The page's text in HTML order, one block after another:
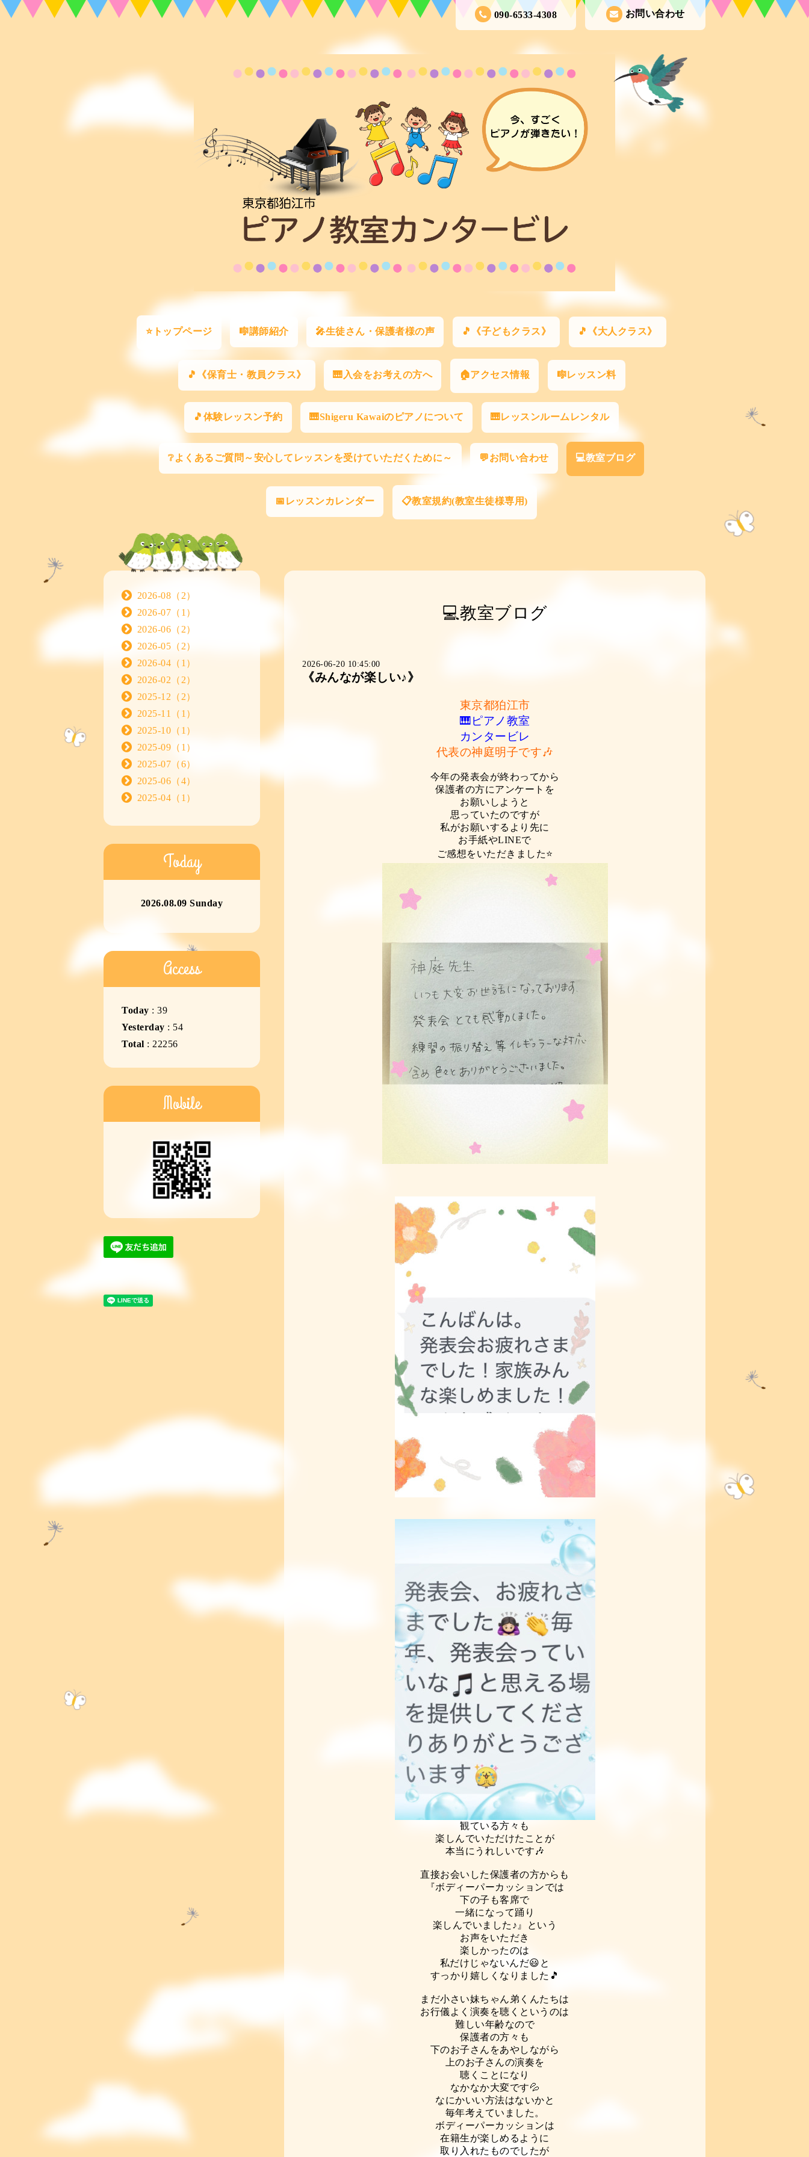
お問い合わせ
090-6533-4308
⭐トップページ 🎼講師紹介 🎤生徒さん・保護者様の声 🎵《子どもクラス》 🎵《大人クラス》
🎵《保育士・教員クラス》 🎹入会をお考えの方へ 🏠アクセス情報 🎼レッスン料
🎵体験レッスン予約 🎹Shigeru Kawaiのピアノについて 🎹レッスンルームレンタル
❔よくあるご質問～安心してレッスンを受けていただくために～ 💬お問い合わせ 💻教室ブログ
📅レッスンカレンダー 📋教室規約(教室生徒様専用)
💻教室ブログ
2026-06-20 10:45:00
《みんなが楽しい♪》
東京都狛江市
🎹ピアノ教室
カンタービレ
代表の神庭明子です🎶
今年の発表会が終わってから
保護者の方にアンケートを
お願いしようと
思っていたのですが
私がお願いするより先に
お手紙やLINEで
ご感想をいただきました⭐
観ている方々も
楽しんでいただけたことが
本当にうれしいです🎶
直接お会いした保護者の方からも
『ボディーパーカッションでは
下の子も客席で
一緒になって踊り
楽しんでいました♪』という
お声をいただき
楽しかったのは
私だけじゃないんだ😃と
すっかり嬉しくなりました🎵
まだ小さい妹ちゃん弟くんたちは
お行儀よく演奏を聴くというのは
難しい年齢なので
保護者の方々も
下のお子さんをあやしながら
上のお子さんの演奏を
聴くことになり
なかなか大変です💦
なにかいい方法はないかと
毎年考えていました。
ボディーパーカッションは
在籍生が楽しめるように
取り入れたものでしたが
2026-08（2）
2026-07（1）
2026-06（2）
2026-05（2）
2026-04（1）
2026-02（2）
2025-12（2）
2025-11（1）
2025-10（1）
2025-09（1）
2025-07（6）
2025-06（4）
2025-04（1）
Today
2026.08.09 Sunday
Access
Today : 39
Yesterday : 54
Total : 22256
Mobile